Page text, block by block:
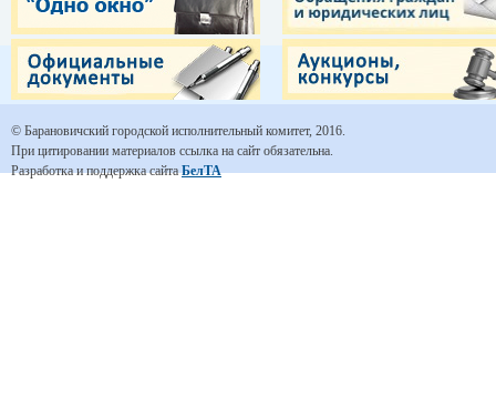
© Барановичский городской исполнительный комитет, 2016.
При цитировании материалов ссылка на сайт обязательна.
Разработка и поддержка сайтаБелТА